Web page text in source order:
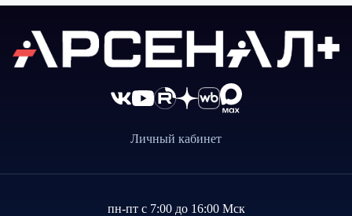
Личный кабинет
пн-пт с 7:00 до 16:00 Мск